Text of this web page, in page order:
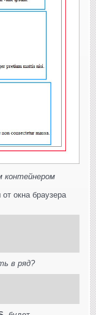
контейнером
окна браузера
в ряд?